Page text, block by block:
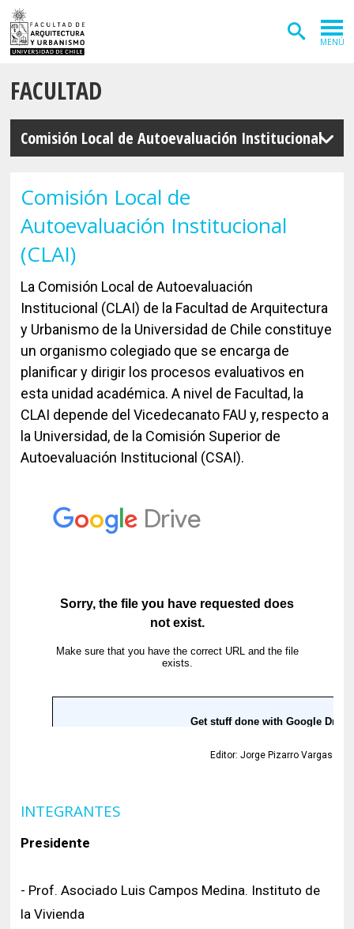
MENÚ
CARRERAS
POSTGRADOS
INVESTIGACIÓN
EXTENSIÓN
Arquitectura
Diseño
Geografía
Urbanismo
INSTITUTOS
Vivienda
Historia y Patrimonio
FACULTAD
Estudiantes
Académicos
Funcionarios
Egresados
FACULTAD
Comisión Local de Autoevaluación Institucional
Comisión Local de
Autoevaluación Institucional
(CLAI)
La Comisión Local de Autoevaluación
Institucional (CLAI) de la Facultad de Arquitectura
y Urbanismo de la Universidad de Chile constituye
un organismo colegiado que se encarga de
planificar y dirigir los procesos evaluativos en
esta unidad académica. A nivel de Facultad, la
CLAI depende del Vicedecanato FAU y, respecto a
la Universidad, de la Comisión Superior de
Autoevaluación Institucional (CSAI).
Editor: Jorge Pizarro Vargas
INTEGRANTES
Presidente
- Prof. Asociado Luis Campos Medina. Instituto de
la Vivienda